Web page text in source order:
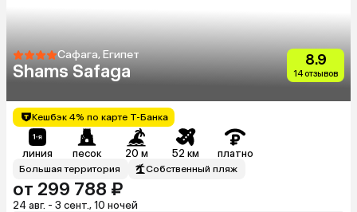
Сафага, Египет
Shams Safaga
8.9
14 отзывов
Кешбэк 4% по карте Т-Банка
линия песок 20 м 52 км платно
Большая территория Собственный пляж
от 299 788 ₽
24 авг. - 3 сент., 10 ночей